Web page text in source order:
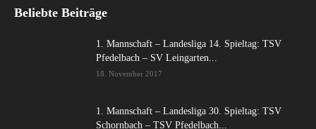
Beliebte Beiträge
1. Mannschaft – Landesliga 14. Spieltag: TSV
Pfedelbach – SV Leingarten...
18. November 2017
1. Mannschaft – Landesliga 30. Spieltag: TSV
Schornbach – TSV Pfedelbach...